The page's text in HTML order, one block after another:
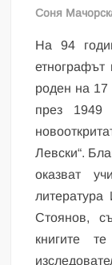
Соня
На 94
етнографът
роден на 17
през 1949
Левски“.
оказват
Стоянов,
книгите